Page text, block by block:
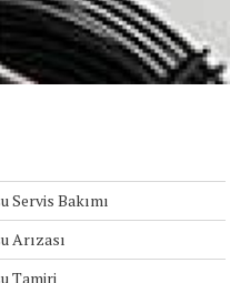
Servis Bakımı
Arızası
Tamiri